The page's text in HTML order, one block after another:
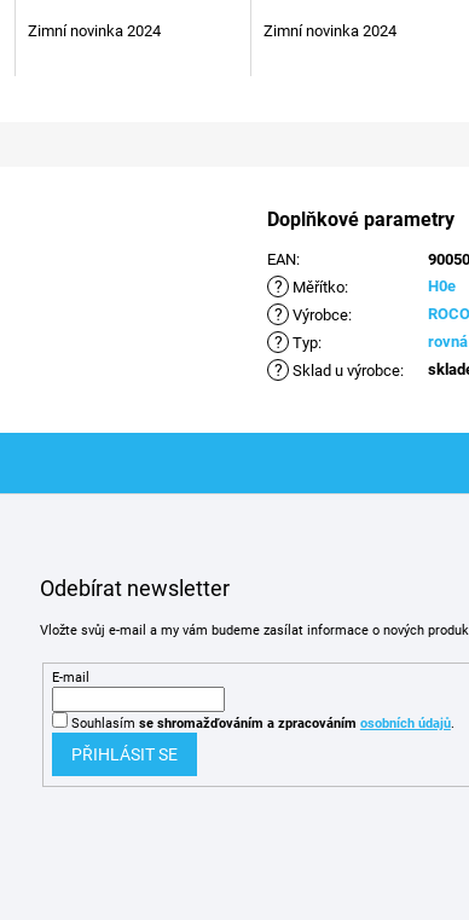
Zimní novinka 2024 Zimní novinka 2024
Doplňkové parametry
EAN:
? Měřítko: H0e
? Výrobce: ROCO
? Typ:
? Sklad u výrobce:
Odebírat newsletter
Vložte svůj e-mail a my vám budeme zasílat informace o nových
E-mail
Souhlasím se shromažďováním a zpracováním osobních údajů.
PŘIHLÁSIT SE